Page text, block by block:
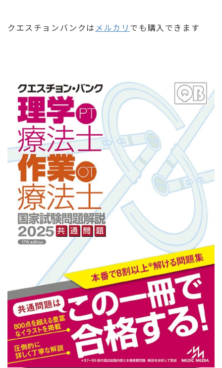
クエスチョンバンクは メルカリ でも購入できます